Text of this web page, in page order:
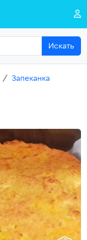
Искать
Запеканка